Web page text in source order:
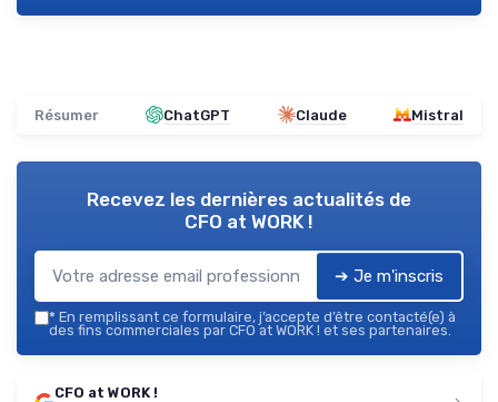
Résumer ChatGPT Claude Mistral
Recevez les dernières actualités de
CFO at WORK !
➔ Je m'inscris
* En remplissant ce formulaire, j’accepte d’être contacté(e) à
des fins commerciales par CFO at WORK ! et ses partenaires.
CFO at WORK !